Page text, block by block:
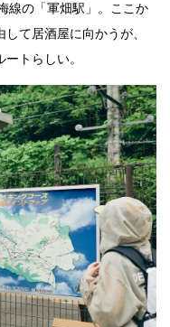
線の「軍畑駅」。ここか
て居酒屋に向かうが、
トらしい。